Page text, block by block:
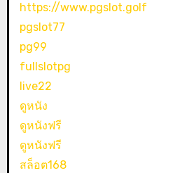
https://www.pgslot.golf
pgslot77
pg99
fullslotpg
live22
ดูหนัง
ดูหนังฟรี
ดูหนังฟรี
สล็อต168